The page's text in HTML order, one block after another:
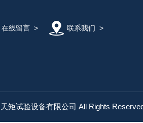
在线留言> 联系我们 >
矩试验设备有限公司 All Rights